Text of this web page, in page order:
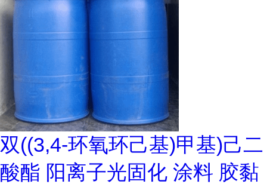
双((3,4-环氧环己基)甲基)己二
酸酯 阳离子光固化 涂料 胶黏